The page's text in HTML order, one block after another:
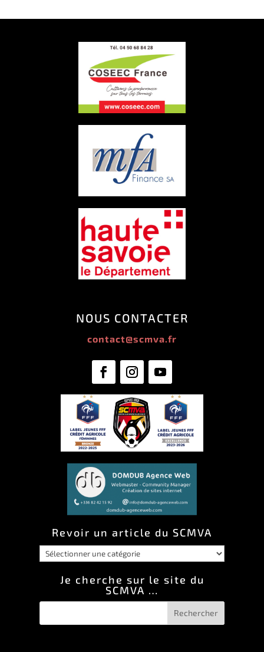
NOUS CONTACTER
contact@scmva.fr
Revoir un article du SCMVA
Revoir
SCMVA
Je cherche sur le site du
SCMVA …